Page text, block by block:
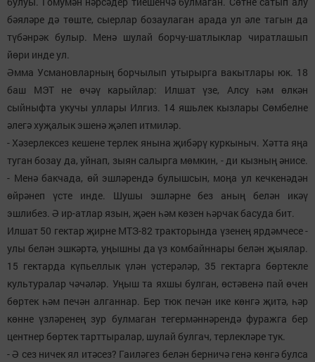
бәяләре дә төште, сыерлар бозаулаган арада ул әле тагын да
түбәнрәк булыр. Менә шулай борчу-шатлыклар чиратлашып
йөри инде ул.
Әмма Усмановларның борчылып утырырга вакытлары юк. 18
баш МЭТ не өчәү карыйлар: Илшат үзе, Алсу һәм өлкән
сыйныфта укучы уллары Илгиз. 14 яшьлек кызлары Сөмбелне
әлегә хуҗалык эшенә җәлеп итмиләр.
- Хәзерлексез кешене терлек янына җибәрү куркыныч. Хәтта яңа
туган бозау да, уйнап, зыян салырга мөмкин, - ди кызның әнисе.
- Менә бакчада, өй эшләрендә булышсын, моңа ул кечкенәдән
өйрәнеп үсте инде. Шушы эшләрне без аның белән икәү
эшлибез. Ә ир-атлар язын, җәен һәм көзен һәрчак басуда бит.
Илшат 50 гектар җирне МТЗ-82 тракторында үзенең ярдәмчесе -
улы белән эшкәртә, уңышны да үз комбайннары белән җыялар.
15 гектарда күпьеллык үлән үстерәләр, 35 гектарга бөртекле
культуралар чәчәләр. Уңыш та яхшы булган, өстәвенә пай өчен
бөртек һәм печән алганнар. Бер тюк печән ике көнгә җитә, һәр
көнне үзләренең зур булмаган тегермәннәрендә фуражга бер
центнер бөртек тарттыралар, шулай булгач, терлекләре тук.
- Ә сез ничек ял итәсез? Гаиләгез белән берничә генә көнгә булса